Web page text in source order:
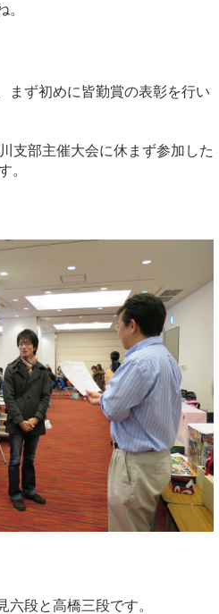
。
まず初めに皆勤賞の表彰を行い
支部主催大会に休まず参加した
。
六段と高橋三段です。